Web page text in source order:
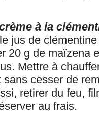
à la
jus de
20 g de maïzena
Mettre à
cesser de
retirer du feu,
au frais.